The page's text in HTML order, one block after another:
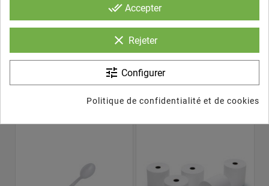
Les Clients Qui Ont Acheté Ce
Produit Ont Également Acheté...
 
done_all Accepter
clear Rejeter
tune Configurer
Politique de confidentialité et de cookies